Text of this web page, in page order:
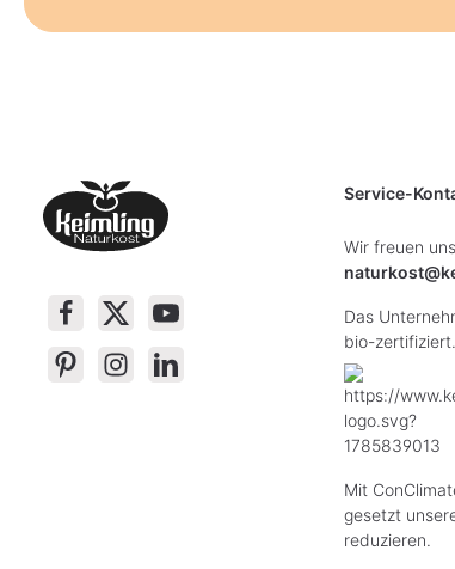
Service-
Wir freuen
Das
bio-zertifiziert.
Mit
gesetzt
reduzieren.